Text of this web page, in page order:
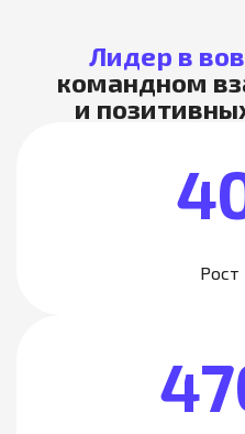
Лидер в
командном
и
Рост